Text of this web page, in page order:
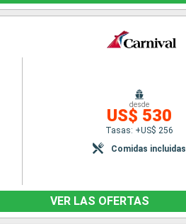
desde
US$ 530
Tasas: +US$ 256
Comidas incluidas
VER LAS OFERTAS